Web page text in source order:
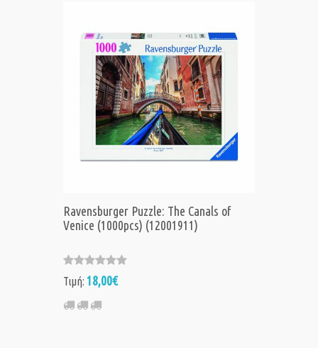
Ravensburger Puzzle: The Canals of
Venice (1000pcs) (12001911)
Τιμή: 18,00€